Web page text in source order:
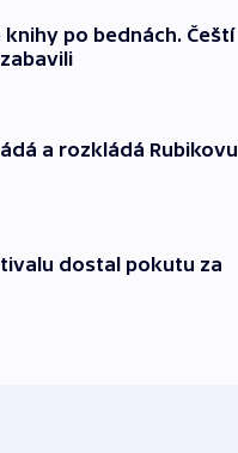
po bednách. Čeští
a rozkládá Rubikovu
dostal pokutu za